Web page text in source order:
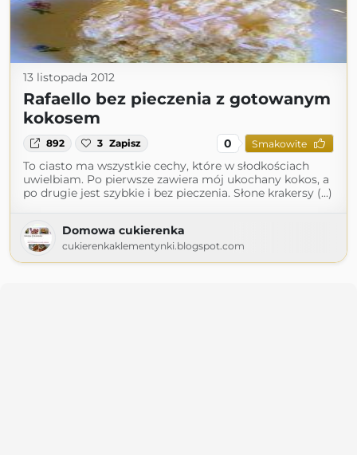
13 listopada 2012
Rafaello bez pieczenia z gotowanym
kokosem
892 3 Zapisz 0 Smakowite
To ciasto ma wszystkie cechy, które w słodkościach
uwielbiam. Po pierwsze zawiera mój ukochany kokos, a
po drugie jest szybkie i bez pieczenia. Słone krakersy (...)
Domowa cukierenka
cukierenkaklementynki.blogspot.com